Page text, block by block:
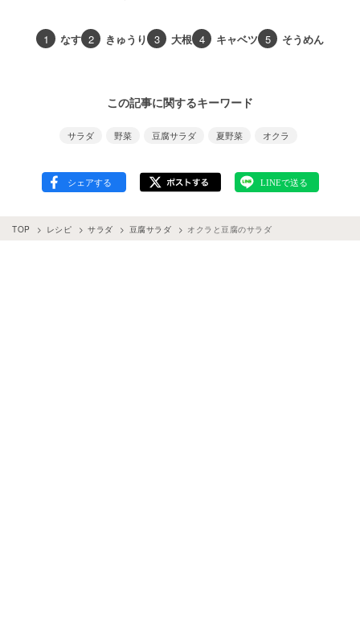
1 なす 2 きゅうり 3 大根 4 キャベツ 5 そうめん
この記事に関するキーワード
サラダ 野菜 豆腐サラダ 夏野菜 オクラ
TOP レシピ サラダ 豆腐サラダ オクラと豆腐のサラダ